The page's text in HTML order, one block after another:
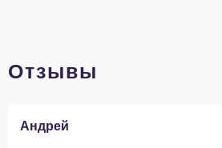
Отзывы
Андрей